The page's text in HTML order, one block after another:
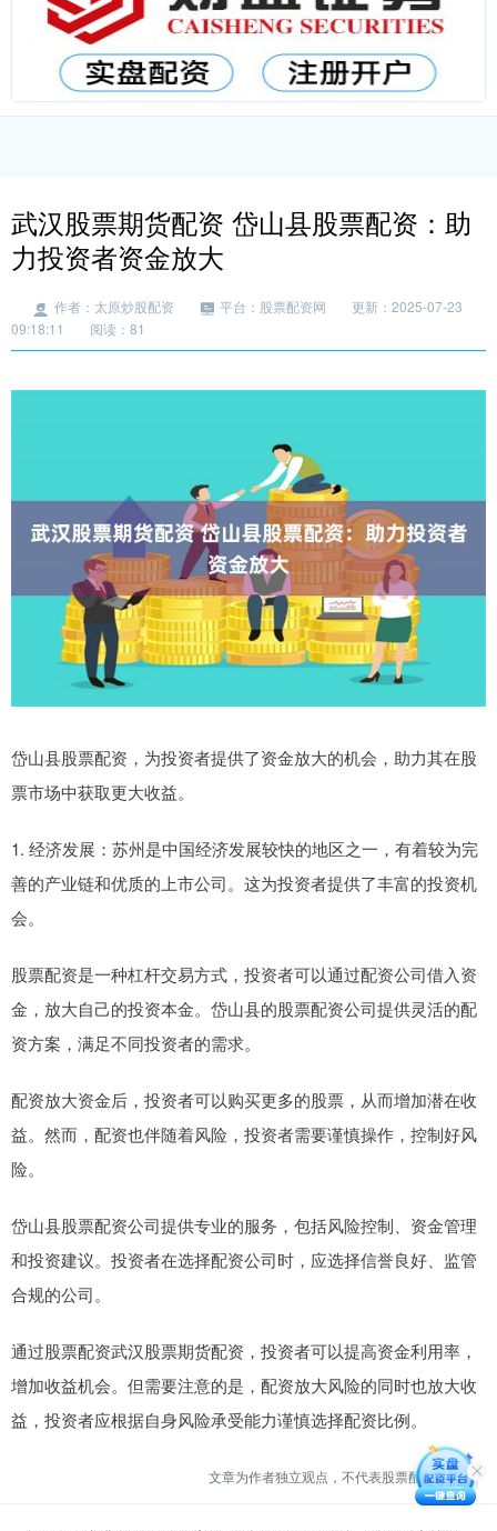
武汉股票期货配资 岱山县股票配资：助
力投资者资金放大
作者：太原炒股配资 平台：股票配资网
更新：2025-07-23
09:18:11
阅读：81
岱山县股票配资，为投资者提供了资金放大的机会，助力其在股
票市场中获取更大收益。
1. 经济发展：苏州是中国经济发展较快的地区之一，有着较为完
善的产业链和优质的上市公司。这为投资者提供了丰富的投资机
会。
股票配资是一种杠杆交易方式，投资者可以通过配资公司借入资
金，放大自己的投资本金。岱山县的股票配资公司提供灵活的配
资方案，满足不同投资者的需求。
配资放大资金后，投资者可以购买更多的股票，从而增加潜在收
益。然而，配资也伴随着风险，投资者需要谨慎操作，控制好风
险。
岱山县股票配资公司提供专业的服务，包括风险控制、资金管理
和投资建议。投资者在选择配资公司时，应选择信誉良好、监管
合规的公司。
通过股票配资武汉股票期货配资，投资者可以提高资金利用率，
增加收益机会。但需要注意的是，配资放大风险的同时也放大收
益，投资者应根据自身风险承受能力谨慎选择配资比例。
文章为作者独立观点，不代表股票配资网观点